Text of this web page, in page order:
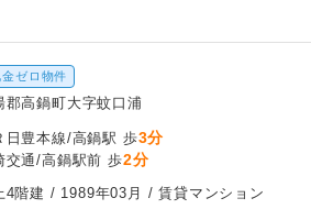
ゼロ物件
郡高鍋町大字蚊口浦
日豊本線/高鍋駅 歩3分
交通/高鍋駅前 歩2分
4階建 / 1989年03月 / 賃貸マンション